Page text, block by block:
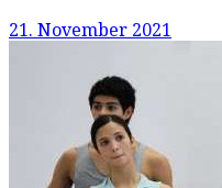
21. November 2021